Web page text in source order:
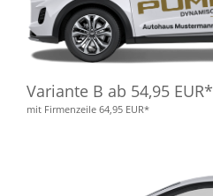
Variante B ab 54,95 EUR*
mit Firmenzeile 64,95 EUR*